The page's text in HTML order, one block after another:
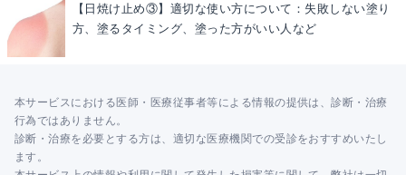
【日焼け止め③】適切な使い方について：失敗しない塗り
方、塗るタイミング、塗った方がいい人など
本サービスにおける医師・医療従事者等による情報の提供は、診断・治療
行為ではありません。
診断・治療を必要とする方は、適切な医療機関での受診をおすすめいたし
ます。